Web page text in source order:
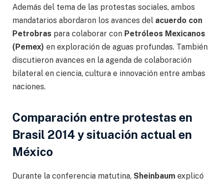
Además del tema de las protestas sociales, ambos
mandatarios abordaron los avances del acuerdo con
Petrobras para colaborar con Petróleos Mexicanos
(Pemex) en exploración de aguas profundas. También
discutieron avances en la agenda de colaboración
bilateral en ciencia, cultura e innovación entre ambas
naciones.
Comparación entre protestas en
Brasil 2014 y situación actual en
México
Durante la conferencia matutina, Sheinbaum explicó